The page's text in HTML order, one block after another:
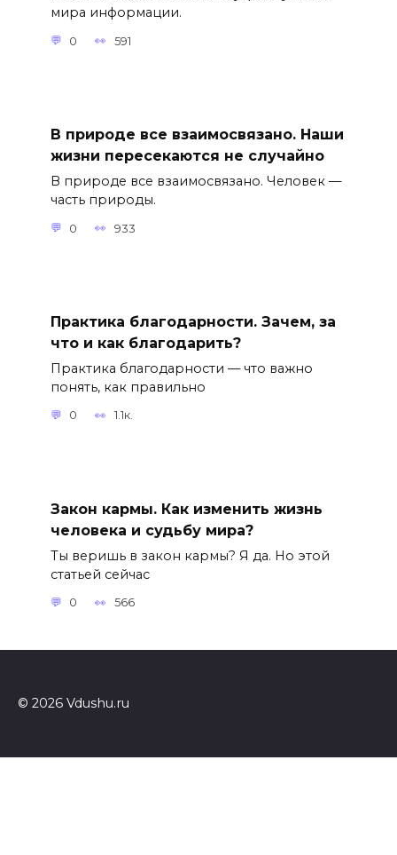
мира информации.
0 591
В природе все взаимосвязано. Наши
жизни пересекаются не случайно
В природе все взаимосвязано. Человек —
часть природы.
0 933
Практика благодарности. Зачем, за
что и как благодарить?
Практика благодарности — что важно
понять, как правильно
0 1.1к.
Закон кармы. Как изменить жизнь
человека и судьбу мира?
Ты веришь в закон кармы? Я да. Но этой
статьей сейчас
0 566
© 2026 Vdushu.ru